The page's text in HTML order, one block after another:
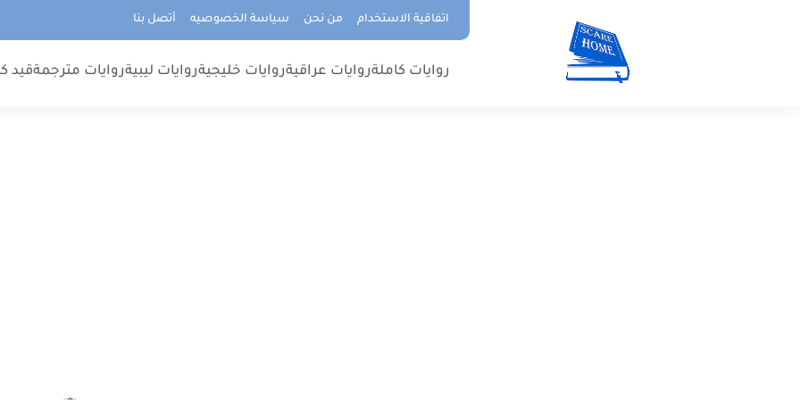
اتفاقية الاستخدام من نحن سياسة الخصوصيه أتصل بنا
روايات كاملةروايات عراقيةروايات خليجيةروايات ليبيةروايات مترجمةقيد